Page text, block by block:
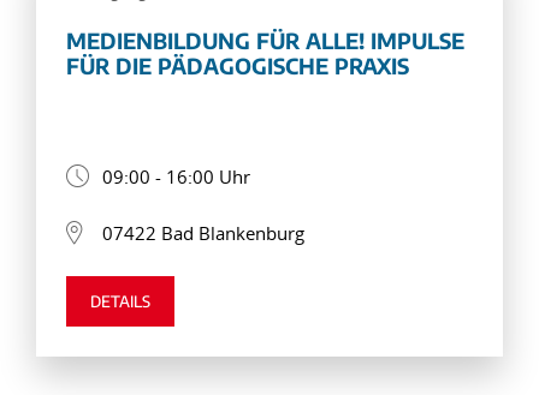
MEDIENBILDUNG FÜR ALLE! IMPULSE
FÜR DIE PÄDAGOGISCHE PRAXIS
09:00 - 16:00 Uhr
07422 Bad Blankenburg
DETAILS